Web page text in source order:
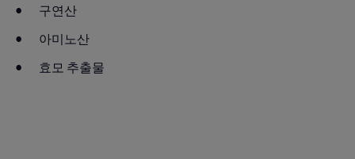
구연산
아미노산
효모 추출물